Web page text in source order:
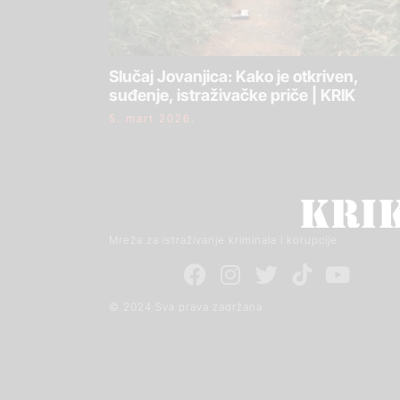
Slučaj Jovanjica: Kako je otkriven,
suđenje, istraživačke priče | KRIK
5. mart 2026.
Mreža za istraživanje kriminala i korupcije
© 2024 Sva prava zadržana